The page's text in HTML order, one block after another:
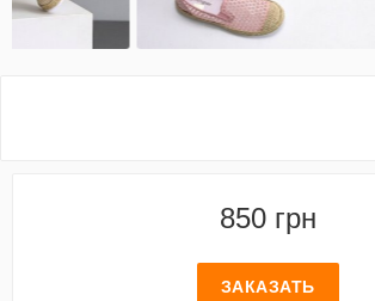
850 грн
ЗАКАЗАТЬ